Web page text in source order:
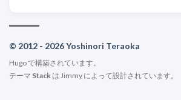
© 2012 - 2026 Yoshinori Teraoka
Hugoで構築されています。
テーマ Stack は Jimmy によって設計されています。